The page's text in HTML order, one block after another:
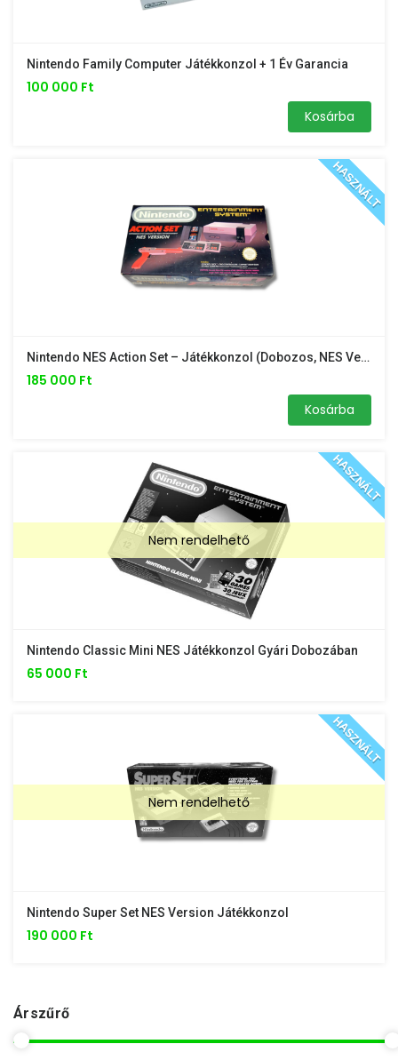
Nintendo Family Computer Játékkonzol + 1 Év Garancia
100 000 Ft
Kosárba
HASZNÁLT
Nintendo NES Action Set – Játékkonzol (dobozos, NES Version)
185 000 Ft
Kosárba
Nem rendelhető
HASZNÁLT
Nintendo Classic Mini NES Játékkonzol Gyári Dobozában
65 000 Ft
Nem rendelhető
HASZNÁLT
Nintendo Super Set NES Version Játékkonzol
190 000 Ft
Árszűrő